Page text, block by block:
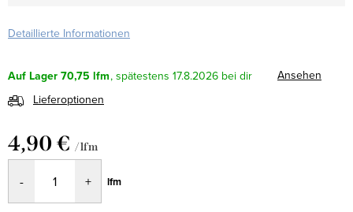
Detaillierte Informationen
Auf Lager70,75 lfm 17.8.2026
Ansehen
Lieferoptionen
4,90 € / lfm
lfm